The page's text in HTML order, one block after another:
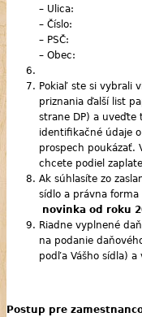
– Ulica:
–
– PSČ:
– Obec:
Pokiaľ ste si vybrali
priznania ďalší list
strane DP) a uveďte
identifikačné údaje
prospech poukázať.
chcete podiel
Ak súhlasíte zo
sídlo a právna
novinka od roku
Riadne vyplnené
na podanie
podľa Vášho sídla)
Postup pre